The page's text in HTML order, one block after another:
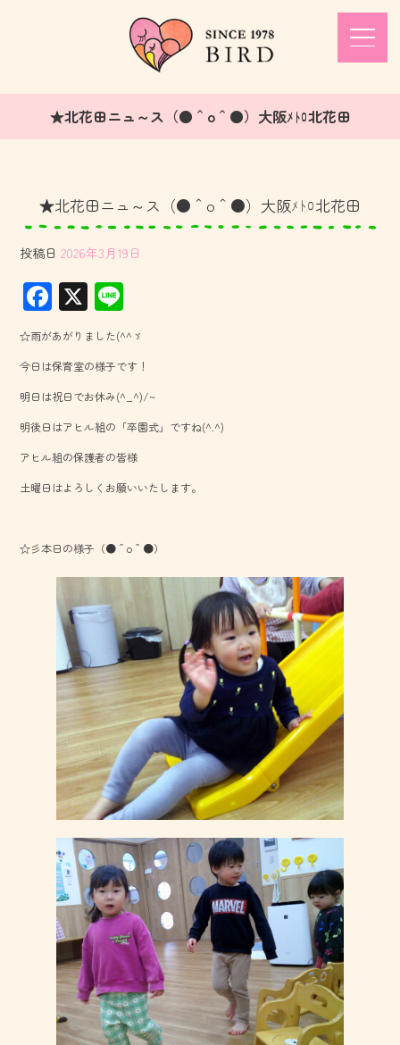
★北花田ニュ～ス（●＾o＾●）大阪ﾒﾄﾛ北花田
★北花田ニュ～ス（●＾o＾●）大阪ﾒﾄﾛ北花田
投稿日 2026年3月19日
F
ac
e
b
o
ok
X
ne
☆雨があがりました(^^ゞ
今日は保育室の様子です！
明日は祝日でお休み(^_^)/~
明後日はアヒル組の「卒園式」ですね(^.^)
アヒル組の保護者の皆様
土曜日はよろしくお願いいたします。
☆彡本日の様子（●＾o＾●）